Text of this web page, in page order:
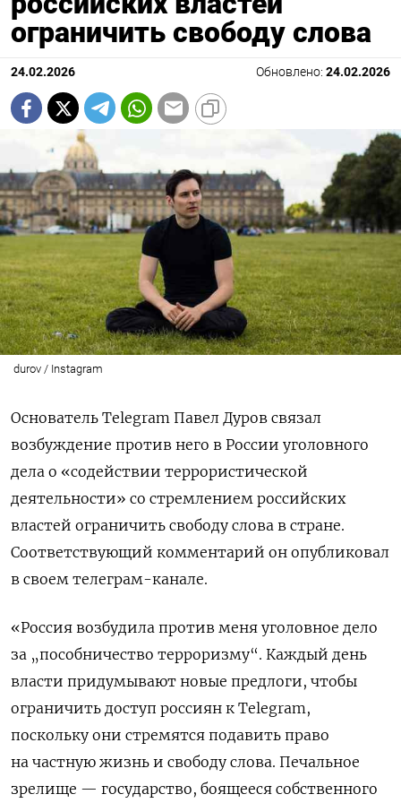
ограничить свободу слова
24.02.2026 Обновлено: 24.02.2026
durov / Instagram
Основатель Telegram Павел Дуров связал
возбуждение против него в России уголовного
дела о «содействии террористической
деятельности» со стремлением российских
властей ограничить свободу слова в стране.
Соответствующий комментарий он опубликовал
в своем телеграм-канале.
«Россия возбудила против меня уголовное дело
за „пособничество терроризму“. Каждый день
власти придумывают новые предлоги, чтобы
ограничить доступ россиян к Telegram,
поскольку они стремятся подавить право
на частную жизнь и свободу слова. Печальное
зрелище — государство, боящееся собственного